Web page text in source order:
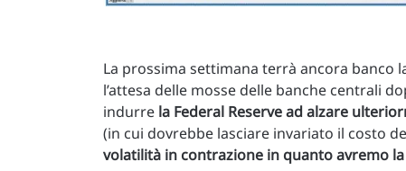
La prossima settimana terrà ancora
l’attesa delle mosse delle banche centrali
indurre la Federal Reserve ad alzare
(in cui dovrebbe lasciare invariato il costo
volatilità in contrazione in quanto avremo